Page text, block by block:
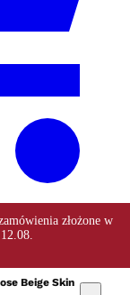
Beige Skin